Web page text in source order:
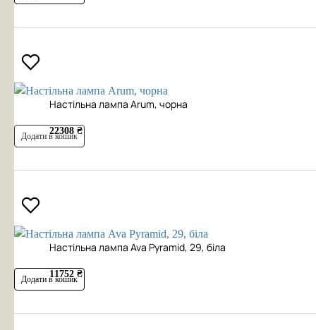
Настільна лампа Arum, чорна
22308 ₴
Додати в кошик
Настільна лампа Ava Pyramid, 29, біла
11752 ₴
Додати в кошик